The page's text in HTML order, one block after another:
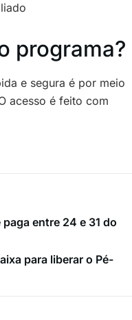
programa?
e segura é por meio
acesso é feito com
entre 24 e 31 do
para liberar o Pé-